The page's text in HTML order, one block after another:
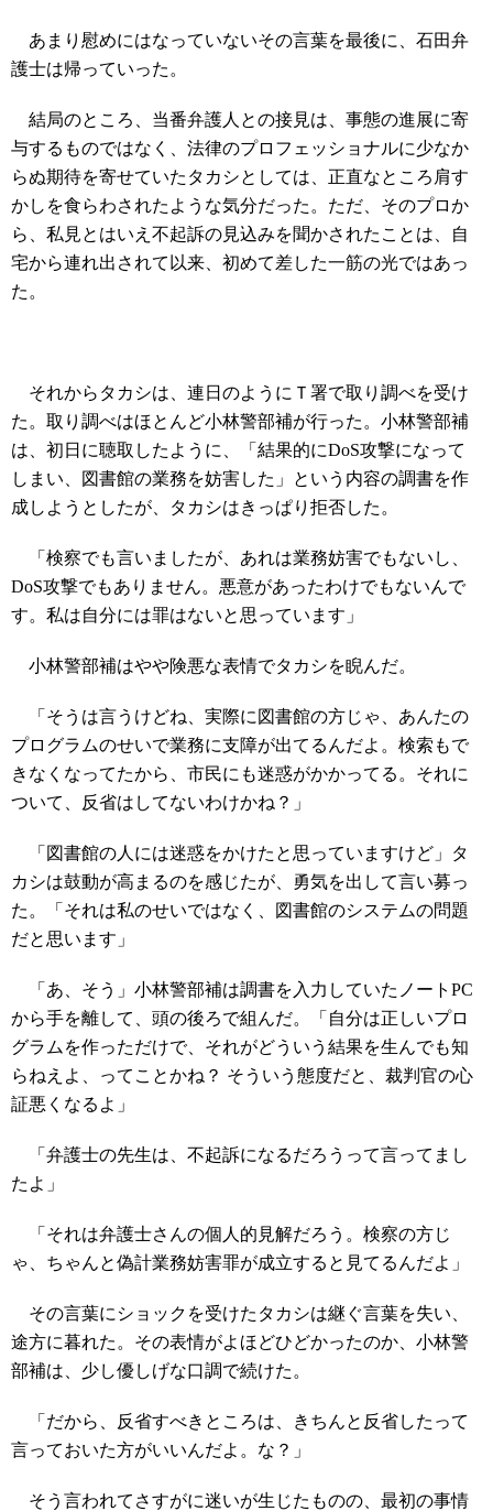
あまり慰めにはなっていないその言葉を最後に、石田弁
護士は帰っていった。
結局のところ、当番弁護人との接見は、事態の進展に寄
与するものではなく、法律のプロフェッショナルに少なか
らぬ期待を寄せていたタカシとしては、正直なところ肩す
かしを食らわされたような気分だった。ただ、そのプロか
ら、私見とはいえ不起訴の見込みを聞かされたことは、自
宅から連れ出されて以来、初めて差した一筋の光ではあっ
た。
それからタカシは、連日のようにＴ署で取り調べを受け
た。取り調べはほとんど小林警部補が行った。小林警部補
は、初日に聴取したように、「結果的にDoS攻撃になって
しまい、図書館の業務を妨害した」という内容の調書を作
成しようとしたが、タカシはきっぱり拒否した。
「検察でも言いましたが、あれは業務妨害でもないし、
DoS攻撃でもありません。悪意があったわけでもないんで
す。私は自分には罪はないと思っています」
小林警部補はやや険悪な表情でタカシを睨んだ。
「そうは言うけどね、実際に図書館の方じゃ、あんたの
プログラムのせいで業務に支障が出てるんだよ。検索もで
きなくなってたから、市民にも迷惑がかかってる。それに
ついて、反省はしてないわけかね？」
「図書館の人には迷惑をかけたと思っていますけど」タ
カシは鼓動が高まるのを感じたが、勇気を出して言い募っ
た。「それは私のせいではなく、図書館のシステムの問題
だと思います」
「あ、そう」小林警部補は調書を入力していたノートPC
から手を離して、頭の後ろで組んだ。「自分は正しいプロ
グラムを作っただけで、それがどういう結果を生んでも知
らねえよ、ってことかね？ そういう態度だと、裁判官の心
証悪くなるよ」
「弁護士の先生は、不起訴になるだろうって言ってまし
たよ」
「それは弁護士さんの個人的見解だろう。検察の方じ
ゃ、ちゃんと偽計業務妨害罪が成立すると見てるんだよ」
その言葉にショックを受けたタカシは継ぐ言葉を失い、
途方に暮れた。その表情がよほどひどかったのか、小林警
部補は、少し優しげな口調で続けた。
「だから、反省すべきところは、きちんと反省したって
言っておいた方がいいんだよ。な？」
そう言われてさすがに迷いが生じたものの、最初の事情